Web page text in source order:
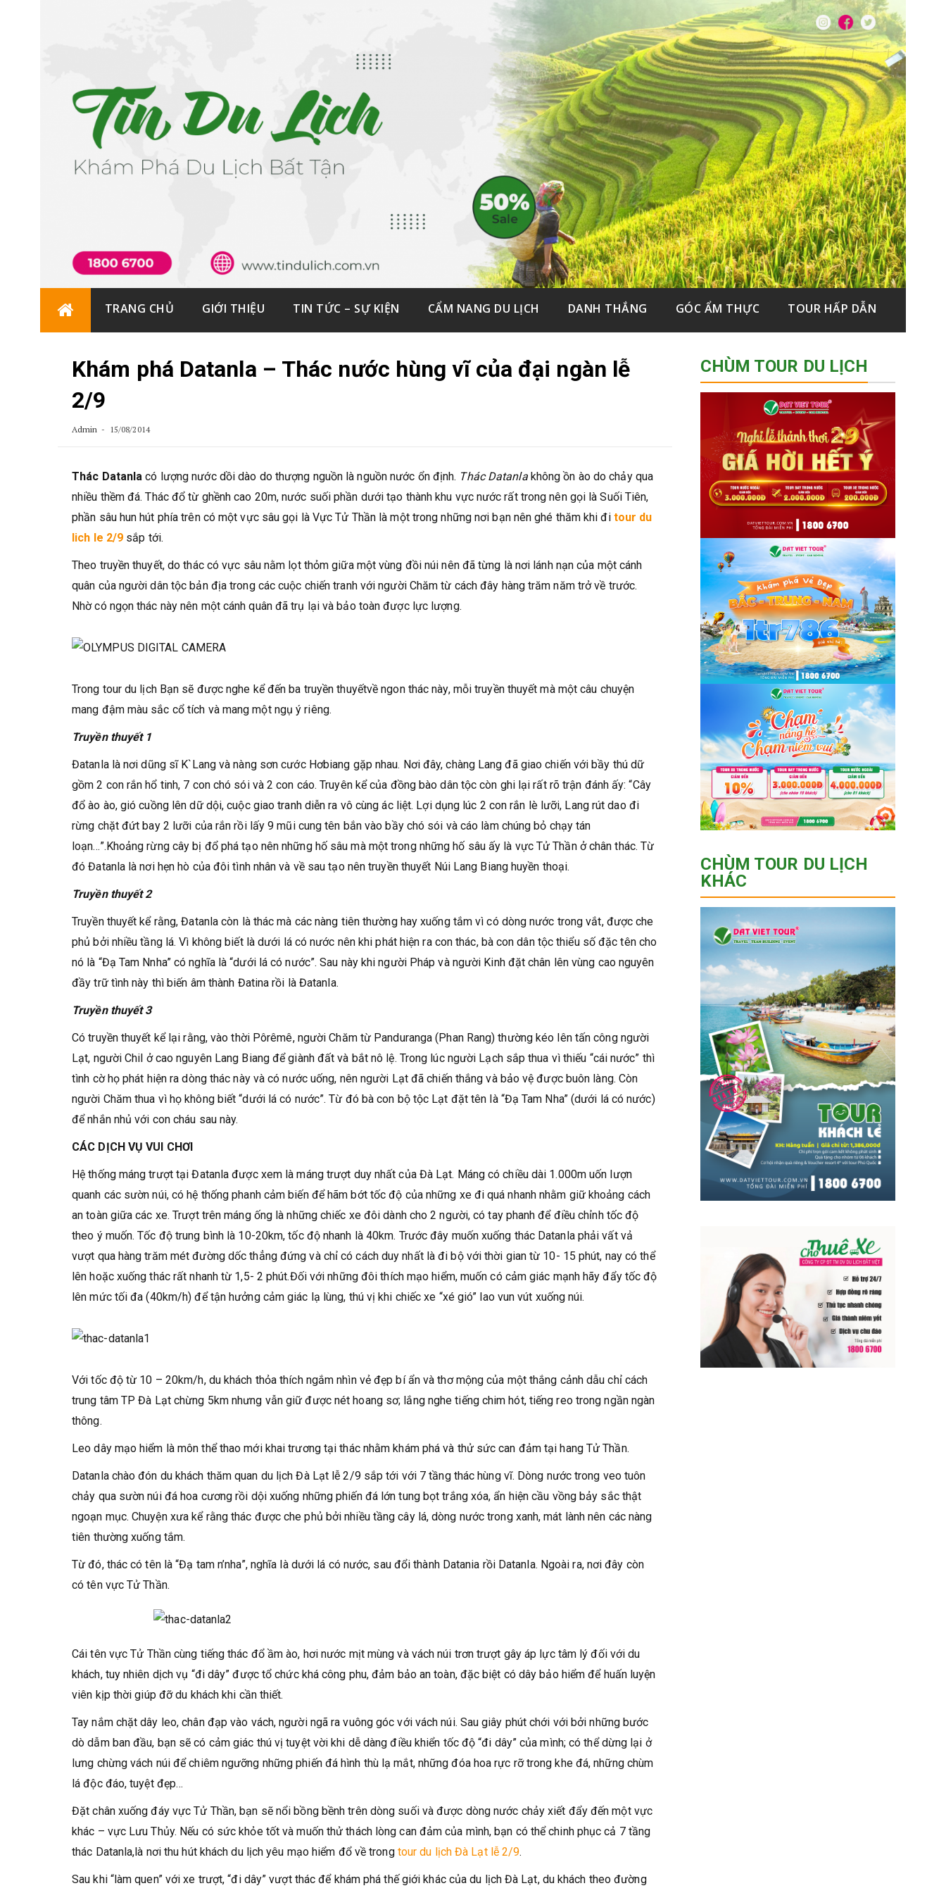
TRANG CHỦ GIỚI THIỆU TIN TỨC – SỰ KIỆN CẨM NANG DU LỊCH DANH THẮNG GÓC ẨM THỰC TOUR HẤP DẪN
Khám phá Datanla – Thác nước hùng vĩ của đại ngàn lễ
2/9
Admin 15/08/2014
Thác Datanlacó lượng nước dồi dào do thượng nguồn là nguồn nước ổn định. Thác Datanlakhông ồn ào do chảy qua
nhiều thềm đá. Thác đổ từ ghềnh cao 20m, nước suối phần dưới tạo thành khu vực nước rất trong nên gọi là Suối Tiên,
phần sâu hun hút phía trên có một vực sâu gọi là Vực Tử Thần là một trong những nơi bạn nên ghé thăm khi đi tour du
lich le 2/9 sắp tới.
Theo truyền thuyết, do thác có vực sâu nằm lọt thỏm giữa một vùng đồi núi nên đã từng là nơi lánh nạn của một cánh
quân của người dân tộc bản địa trong các cuộc chiến tranh với người Chăm từ cách đây hàng trăm năm trở về trước.
Nhờ có ngọn thác này nên một cánh quân đã trụ lại và bảo toàn được lực lượng.
Trong tour du lịch Bạn sẽ được nghe kể đến ba truyền thuyếtvề ngon thác này, mỗi truyền thuyết mà một câu chuyện
mang đậm màu sắc cổ tích và mang một ngụ ý riêng.
Truyền thuyết 1
Đatanla là nơi dũng sĩ K`Lang và nàng sơn cước Hơbiang gặp nhau. Nơi đây, chàng Lang đã giao chiến với bầy thú dữ
gồm 2 con rắn hổ tinh, 7 con chó sói và 2 con cáo. Truyên kể của đồng bào dân tộc còn ghi lại rất rõ trận đánh ấy: “Cây
đổ ào ào, gió cuồng lên dữ dội, cuộc giao tranh diễn ra vô cùng ác liệt. Lợi dụng lúc 2 con rắn lè lưỡi, Lang rút dao đi
rừng chặt đứt bay 2 lưỡi của rắn rồi lấy 9 mũi cung tên bắn vào bầy chó sói và cáo làm chúng bỏ chạy tán
loạn…”.Khoảng rừng cây bị đổ phá tạo nên những hố sâu mà một trong những hố sâu ấy là vực Tử Thần ở chân thác. Từ
đó Đatanla là nơi hẹn hò của đôi tình nhân và về sau tạo nên truyền thuyết Núi Lang Biang huyền thoại.
Truyền thuyết 2
Truyền thuyết kể rằng, Đatanla còn là thác mà các nàng tiên thường hay xuống tắm vì có dòng nước trong vắt, được che
phủ bởi nhiều tầng lá. Vì không biết là dưới lá có nước nên khi phát hiện ra con thác, bà con dân tộc thiểu số đặc tên cho
nó là “Đạ Tam Nnha” có nghĩa là “dưới lá có nước”. Sau này khi người Pháp và người Kinh đặt chân lên vùng cao nguyên
đầy trữ tình này thì biến âm thành Đatina rồi là Đatanla.
Truyền thuyết 3
Có truyền thuyết kể lại rằng, vào thời Pôrêmê, người Chăm từ Panduranga (Phan Rang) thường kéo lên tấn công người
Lạt, người Chil ở cao nguyên Lang Biang để giành đất và bắt nô lệ. Trong lúc người Lạch sắp thua vì thiếu “cái nước” thì
tình cờ họ phát hiện ra dòng thác này và có nước uống, nên người Lạt đã chiến thắng và bảo vệ được buôn làng. Còn
người Chăm thua vì họ không biết “dưới lá có nước”. Từ đó bà con bộ tộc Lạt đặt tên là “Đạ Tam Nha” (dưới lá có nước)
để nhắn nhủ với con cháu sau này.
CÁC DỊCH VỤ VUI CHƠI
Hệ thống máng trượt tại Đatanla được xem là máng trượt duy nhất của Đà Lạt. Máng có chiều dài 1.000m uốn lượn
quanh các sườn núi, có hệ thống phanh cảm biến để hãm bớt tốc độ của những xe đi quá nhanh nhằm giữ khoảng cách
an toàn giữa các xe. Trượt trên máng ống là những chiếc xe đôi dành cho 2 người, có tay phanh để điều chỉnh tốc độ
theo ý muốn. Tốc độ trung bình là 10-20km, tốc độ nhanh là 40km. Trước đây muốn xuống thác Datanla phải vất vả
vượt qua hàng trăm mét đường dốc thẳng đứng và chỉ có cách duy nhất là đi bộ với thời gian từ 10- 15 phút, nay có thể
lên hoặc xuống thác rất nhanh từ 1,5- 2 phút.Đối với những đôi thích mạo hiểm, muốn có cảm giác mạnh hãy đẩy tốc độ
lên mức tối đa (40km/h) để tận hưởng cảm giác lạ lùng, thú vị khi chiếc xe “xé gió” lao vun vút xuống núi.
Với tốc độ từ 10 – 20km/h, du khách thỏa thích ngắm nhìn vẻ đẹp bí ẩn và thơ mộng của một thắng cảnh dẫu chỉ cách
trung tâm TP Đà Lạt chừng 5km nhưng vẫn giữ được nét hoang sơ; lắng nghe tiếng chim hót, tiếng reo trong ngần ngàn
thông.
Leo dây mạo hiểm là môn thể thao mới khai trương tại thác nhằm khám phá và thử sức can đảm tại hang Tử Thần.
Datanla chào đón du khách thăm quan du lịch Đà Lạt lễ 2/9 sắp tới với 7 tầng thác hùng vĩ. Dòng nước trong veo tuôn
chảy qua sườn núi đá hoa cương rồi dội xuống những phiến đá lớn tung bọt trắng xóa, ẩn hiện cầu vồng bảy sắc thật
ngoạn mục. Chuyện xưa kể rằng thác được che phủ bởi nhiều tầng cây lá, dòng nước trong xanh, mát lành nên các nàng
tiên thường xuống tắm.
Từ đó, thác có tên là “Đạ tam n’nha”, nghĩa là dưới lá có nước, sau đổi thành Datania rồi Datanla. Ngoài ra, nơi đây còn
có tên vực Tử Thần.
Cái tên vực Tử Thần cùng tiếng thác đổ ầm ào, hơi nước mịt mùng và vách núi trơn trượt gây áp lực tâm lý đối với du
khách, tuy nhiên dịch vụ “đi dây” được tổ chức khá công phu, đảm bảo an toàn, đặc biệt có dây bảo hiểm để huấn luyện
viên kịp thời giúp đỡ du khách khi cần thiết.
Tay nắm chặt dây leo, chân đạp vào vách, người ngã ra vuông góc với vách núi. Sau giây phút chới với bởi những bước
dò dẫm ban đầu, bạn sẽ có cảm giác thú vị tuyệt vời khi dễ dàng điều khiển tốc độ “đi dây” của mình; có thể dừng lại ở
lưng chừng vách núi để chiêm ngưỡng những phiến đá hình thù lạ mắt, những đóa hoa rực rỡ trong khe đá, những chùm
lá độc đáo, tuyệt đẹp…
Đặt chân xuống đáy vực Tử Thần, bạn sẽ nổi bồng bềnh trên dòng suối và được dòng nước chảy xiết đẩy đến một vực
khác – vực Lưu Thủy. Nếu có sức khỏe tốt và muốn thử thách lòng can đảm của mình, bạn có thể chinh phục cả 7 tầng
thác Datanla,là nơi thu hút khách du lịch yêu mạo hiểm đổ về trong tour du lịch Đà Lạt lễ 2/9.
Sau khi “làm quen” với xe trượt, “đi dây” vượt thác để khám phá thế giới khác của du lịch Đà Lạt, du khách theo đường
CHÙM TOUR DU LỊCH
CHÙM TOUR DU LỊCH
KHÁC